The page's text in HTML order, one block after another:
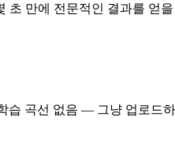
초 만에 전문적인 결과를 얻
습 곡선 없음 — 그냥 업로드